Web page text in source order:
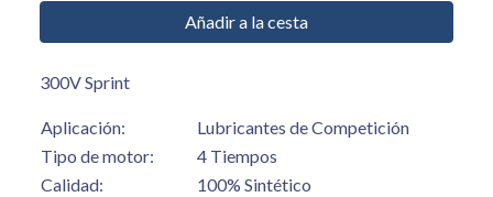
Añadir a la cesta
300V Sprint
Aplicación:
Lubricantes de Competición
Tipo de motor:
4 Tiempos
Calidad:
100% Sintético